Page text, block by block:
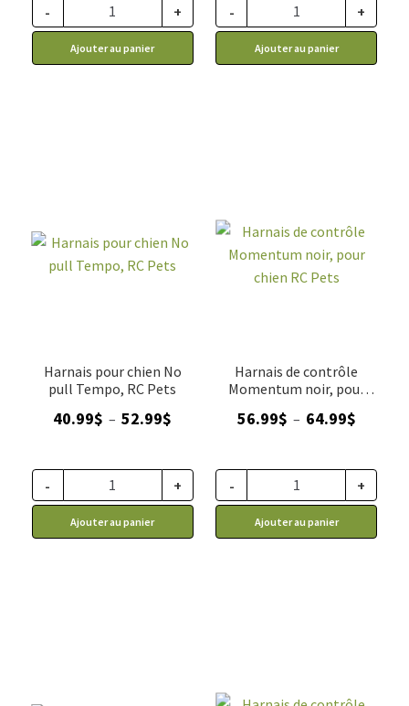
28.99$
à
- +
Ajouter au panier
- +
Ajouter au panier
Harnais pour chien No
pull Tempo, RC Pets
40.99$ – 52.99$
40.99$
à
- +
Ajouter au panier
Harnais de contrôle
Momentum noir, pour
56.99$ – 64.99$Plage
56.99$
à
- +
Ajouter au panier